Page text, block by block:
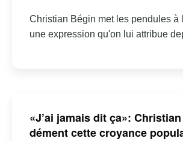
Christian Bégin met les pendules à
une expression qu'on lui attribue
«J’ai jamais dit ça»:
dément cette croyance